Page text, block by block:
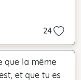
24
que la même
et que tu es